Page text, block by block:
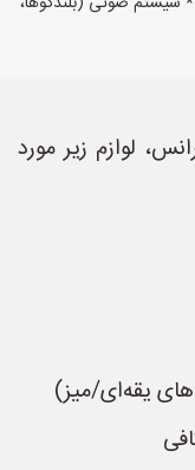
لوازم زیر مورد
یقه‌ای/میز)